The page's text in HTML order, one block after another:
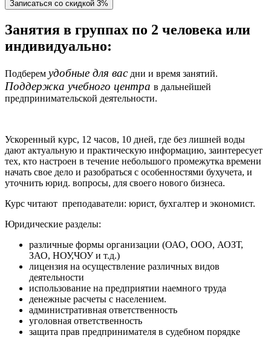
Занятия в группах по 2 человека или
индивидуально:
Подберем удобные для васдни и время занятий.
Поддержка учебного центра в дальнейшей
предпринимательской деятельности.
Ускоренный курс, 12 часов, 10 дней, где без лишней воды
дают актуальную и практическую информацию, заинтересует
тех, кто настроен в течение небольшого промежутка времени
начать свое дело и разобраться с особенностями бухучета, и
уточнить юрид. вопросы, для своего нового бизнеса.
Курс читают преподаватели: юрист, бухгалтер и экономист.
Юридические разделы:
различные формы организации (ОАО, ООО, АОЗТ,
ЗАО, НОУ,ЧОУ и т.д.)
лицензия на осуществление различных видов
деятельности
использование на предприятии наемного труда
денежные расчеты с населением.
административная ответственность
уголовная ответственность
защита прав предпринимателя в судебном порядке